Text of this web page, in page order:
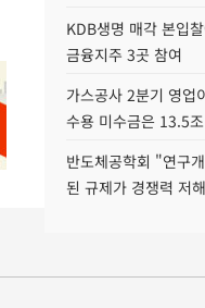
KDB생명 매각 본입
금융지주 3곳 참여
가스공사 2분기 영
수용 미수금은 13.5조
반도체공학회 "연구
된 규제가 경쟁력 저